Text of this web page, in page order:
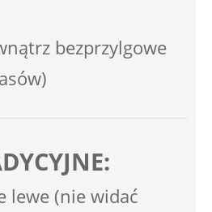
bezprzylgowe
lewe (nie widać